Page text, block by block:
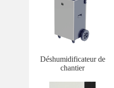
Déshumidificateur de
chantier